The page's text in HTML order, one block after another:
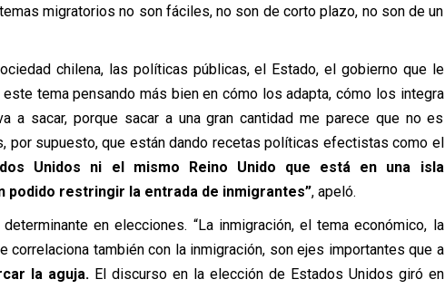
migratorios no son fáciles, no son de corto plazo, no son de un
chilena, las políticas públicas, el Estado, el gobierno que le
tema pensando más bien en cómo los adapta, cómo los integra
a sacar, porque sacar a una gran cantidad me parece que no es
por supuesto, que están dando recetas políticas efectistas como el
Unidos ni el mismo Reino Unido que está en una isla
podido restringir la entrada de inmigrantes”, apeló.
en elecciones. “La inmigración, el tema económico, la
correlaciona también con la inmigración, son ejes importantes que a
la aguja.El discurso en la elección de Estados Unidos giró en